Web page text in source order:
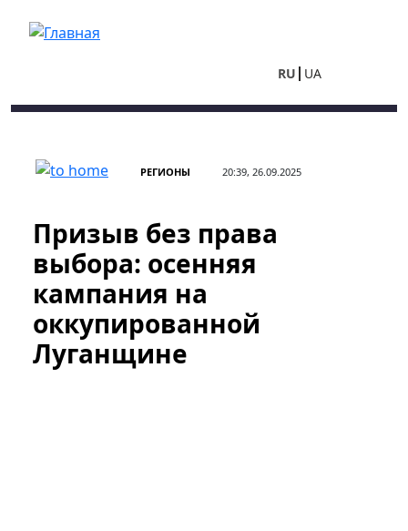
RU UA
РЕГИОНЫ 20:39, 26.09.2025
Призыв без права
выбора: осенняя
кампания на
оккупированной
Луганщине